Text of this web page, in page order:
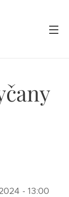
- 13:00